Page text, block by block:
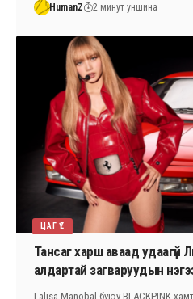
HumanZ 2 минут уншина
ЦАГ ҮЕ
Тансаг харш аваад удаагүй
алдартай загваруудын
Lalisa Manobal буюу BLACKPINK